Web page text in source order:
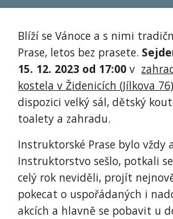
Blíží se Vánoce a s nimi
Prase, letos bez prasete.
15. 12. 2023 od 17:00 v
kostela v Židenicích (Jílkova 76)
dispozici velký sál, dětský
toalety a zahradu.
Instruktorské Prase bylo vždy
Instruktorstvo sešlo, potkali
celý rok neviděli, projít
pokecat o uspořádaných i
akcích a hlavně se pobavit u